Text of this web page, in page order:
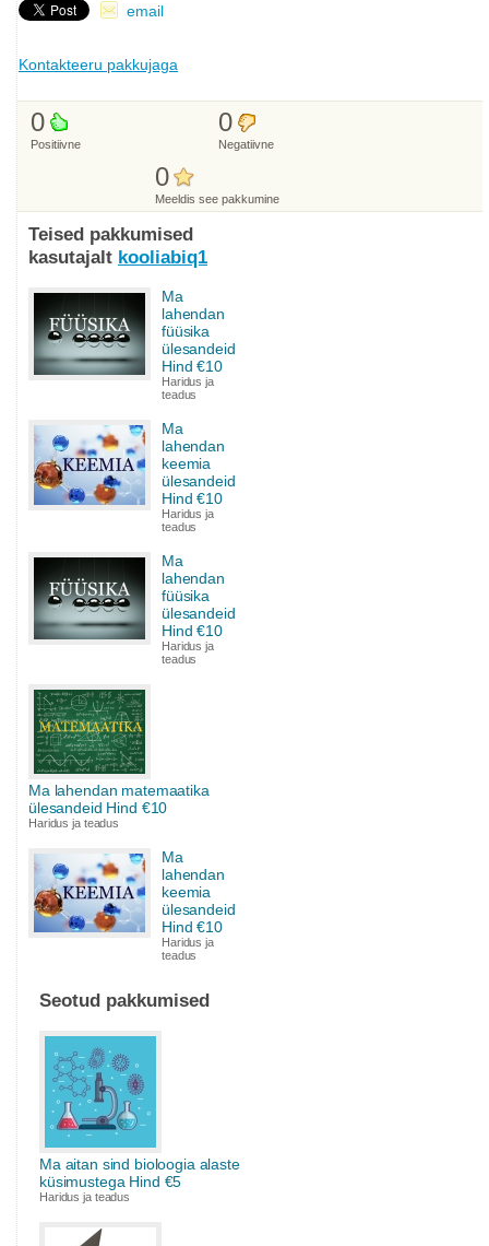
email
Kontakteeru pakkujaga
0
Positiivne
0
Negatiivne
0
Meeldis see pakkumine
Teised pakkumised
kasutajalt kooliabiq1
Ma
lahendan
füüsika
ülesandeid
Hind €10
Haridus ja
teadus
Ma
lahendan
keemia
ülesandeid
Hind €10
Haridus ja
teadus
Ma
lahendan
füüsika
ülesandeid
Hind €10
Haridus ja
teadus
Ma lahendan matemaatika
ülesandeid Hind €10
Haridus ja teadus
Ma
lahendan
keemia
ülesandeid
Hind €10
Haridus ja
teadus
Seotud pakkumised
Ma aitan sind bioloogia alaste
küsimustega Hind €5
Haridus ja teadus